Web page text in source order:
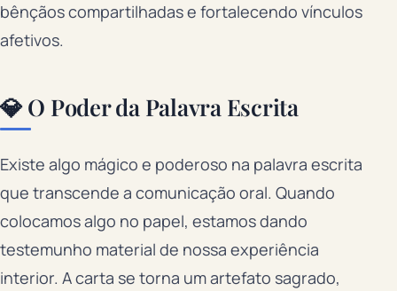
bênçãos compartilhadas e fortalecendo vínculos
afetivos.
💎 O Poder da Palavra Escrita
Existe algo mágico e poderoso na palavra escrita
que transcende a comunicação oral. Quando
colocamos algo no papel, estamos dando
testemunho material de nossa experiência
interior. A carta se torna um artefato sagrado,